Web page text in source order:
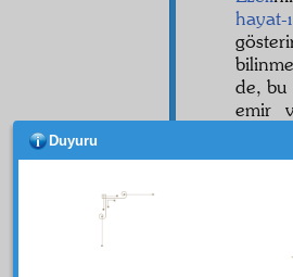
hayat-
de, bu
emir
Hayy-
Duyuru